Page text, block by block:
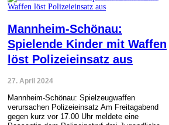
Mannheim-Schönau:
Spielende Kinder mit Waffen
löst Polizeieinsatz aus
27. April 2024
Mannheim-Schönau: Spielzeugwaffen
verursachen Polizeieinsatz Am Freitagabend
gegen kurz vor 17.00 Uhr meldete eine